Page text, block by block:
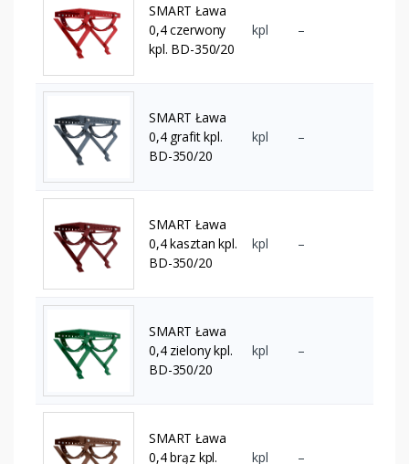
SMART Ława
0,4 czerwony
kpl. BD-350/20
kpl –
SMART Ława
0,4 grafit kpl.
BD-350/20
kpl –
SMART Ława
0,4 kasztan kpl.
BD-350/20
kpl –
SMART Ława
0,4 zielony kpl.
BD-350/20
kpl –
SMART Ława
0,4 brąz kpl.
kpl –